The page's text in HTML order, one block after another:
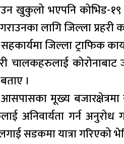
खुकुलो भएपनि कोभिड-१९
लागि जिल्ला प्रहरी
जिल्ला ट्राफिक
चालकहरुलाई
।
मूख्य
अनिवार्यता गर्न
सडकमा यात्रा गरिएको